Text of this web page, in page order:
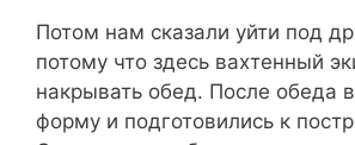
Потом нам сказали уйти под
потому что здесь вахтенный
накрывать обед. После обеда
форму и подготовились к